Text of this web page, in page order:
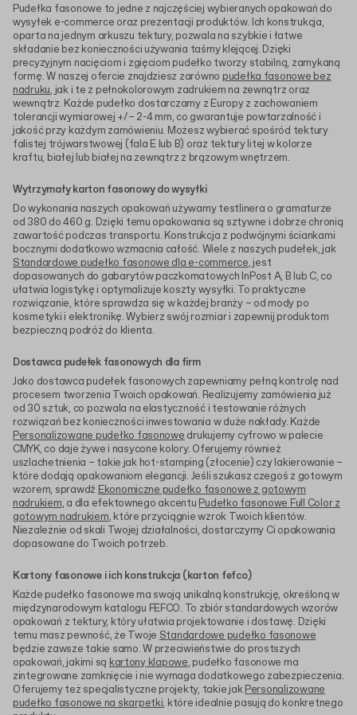
Pudełka fasonowe to jedne z najczęściej wybieranych opakowań do
wysyłek e-commerce oraz prezentacji produktów. Ich konstrukcja,
oparta na jednym arkuszu tektury, pozwala na szybkie i łatwe
składanie bez konieczności używania taśmy klejącej. Dzięki
precyzyjnym nacięciom i zgięciom pudełko tworzy stabilną, zamykaną
formę. W naszej ofercie znajdziesz zarówno pudełka fasonowe bez
nadruku, jak i te z pełnokolorowym zadrukiem na zewnątrz oraz
wewnątrz. Każde pudełko dostarczamy z Europy z zachowaniem
tolerancji wymiarowej +/– 2-4 mm, co gwarantuje powtarzalność i
jakość przy każdym zamówieniu. Możesz wybierać spośród tektury
falistej trójwarstwowej (fala E lub B) oraz tektury litej w kolorze
kraftu, białej lub białej na zewnątrz z brązowym wnętrzem.
Wytrzymały karton fasonowy do wysyłki
Do wykonania naszych opakowań używamy testlinera o gramaturze
od 380 do 460 g. Dzięki temu opakowania są sztywne i dobrze chronią
zawartość podczas transportu. Konstrukcja z podwójnymi ściankami
bocznymi dodatkowo wzmacnia całość. Wiele z naszych pudełek, jak
Standardowe pudełko fasonowe dla e-commerce, jest
dopasowanych do gabarytów paczkomatowych InPost A, B lub C, co
ułatwia logistykę i optymalizuje koszty wysyłki. To praktyczne
rozwiązanie, które sprawdza się w każdej branży – od mody po
kosmetyki i elektronikę. Wybierz swój rozmiar i zapewnij produktom
bezpieczną podróż do klienta.
Dostawca pudełek fasonowych dla firm
Jako dostawca pudełek fasonowych zapewniamy pełną kontrolę nad
procesem tworzenia Twoich opakowań. Realizujemy zamówienia już
od 30 sztuk, co pozwala na elastyczność i testowanie różnych
rozwiązań bez konieczności inwestowania w duże nakłady. Każde
Personalizowane pudełko fasonowe drukujemy cyfrowo w palecie
CMYK, co daje żywe i nasycone kolory. Oferujemy również
uszlachetnienia – takie jak hot-stamping (złocenie) czy lakierowanie –
które dodają opakowaniom elegancji. Jeśli szukasz czegoś z gotowym
wzorem, sprawdź Ekonomiczne pudełko fasonowe z gotowym
nadrukiem, a dla efektownego akcentu Pudełko fasonowe Full Color z
gotowym nadrukiem, które przyciągnie wzrok Twoich klientów.
Niezależnie od skali Twojej działalności, dostarczymy Ci opakowania
dopasowane do Twoich potrzeb.
Kartony fasonowe i ich konstrukcja (karton fefco)
Każde pudełko fasonowe ma swoją unikalną konstrukcję, określoną w
międzynarodowym katalogu FEFCO. To zbiór standardowych wzorów
opakowań z tektury, który ułatwia projektowanie i dostawę. Dzięki
temu masz pewność, że Twoje Standardowe pudełko fasonowe
będzie zawsze takie samo. W przeciwieństwie do prostszych
opakowań, jakimi są kartony klapowe, pudełko fasonowe ma
zintegrowane zamknięcie i nie wymaga dodatkowego zabezpieczenia.
Oferujemy też specjalistyczne projekty, takie jakPersonalizowane
pudełko fasonowe na skarpetki, które idealnie pasują do konkretnego